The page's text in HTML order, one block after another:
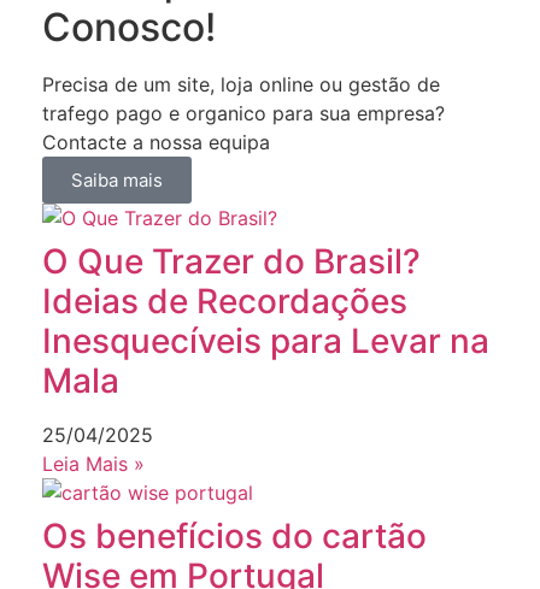
Conosco!
Precisa de um site, loja online ou gestão de
trafego pago e organico para sua empresa?
Contacte a nossa equipa
Saiba mais
O Que Trazer do Brasil?
Ideias de Recordações
Inesquecíveis para Levar na
Mala
25/04/2025
Leia Mais »
Os benefícios do cartão
Wise em Portugal